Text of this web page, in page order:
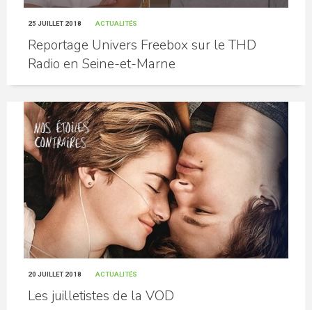
25 JUILLET 2018 ACTUALITÉS
Reportage Univers Freebox sur le THD
Radio en Seine-et-Marne
20 JUILLET 2018 ACTUALITÉS
Les juilletistes de la VOD